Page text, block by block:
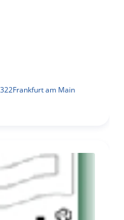
Frankfurt am Main